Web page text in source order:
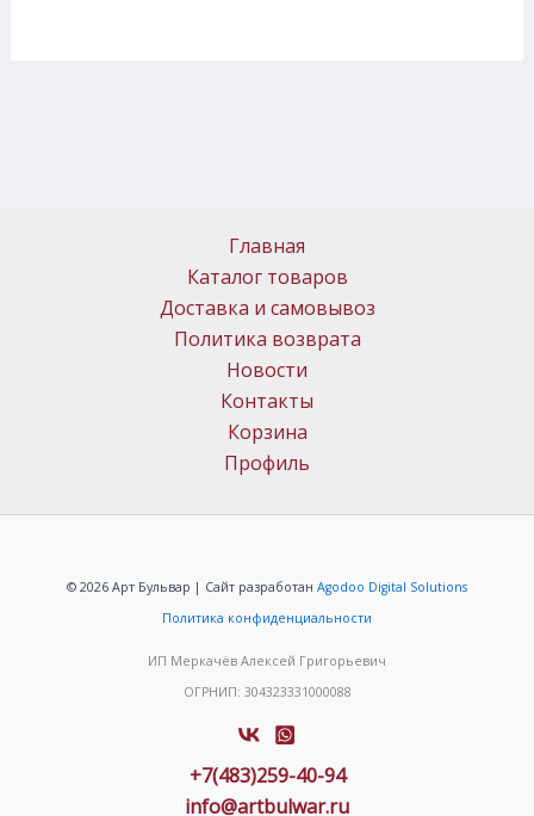
Главная
Каталог товаров
Доставка и самовывоз
Политика возврата
Новости
Контакты
Корзина
Профиль
© 2026 Арт Бульвар | Сайт разработан Agodoo Digital Solutions
Политика конфиденциальности
ИП Меркачёв Алексей Григорьевич
ОГРНИП: 304323331000088
+7(483)259-40-94
info@artbulwar.ru